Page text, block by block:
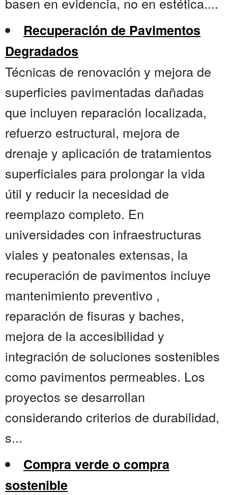
Recuperación de Pavimentos
Degradados
Técnicas de renovación y mejora de
superficies pavimentadas dañadas
que incluyen reparación localizada,
refuerzo estructural, mejora de
drenaje y aplicación de tratamientos
superficiales para prolongar la vida
útil y reducir la necesidad de
reemplazo completo. En
universidades con infraestructuras
viales y peatonales extensas, la
recuperación de pavimentos incluye
mantenimiento preventivo ,
reparación de fisuras y baches,
mejora de la accesibilidad y
integración de soluciones sostenibles
como pavimentos permeables. Los
proyectos se desarrollan
considerando criterios de durabilidad,
s...
Compra verde o compra
sostenible